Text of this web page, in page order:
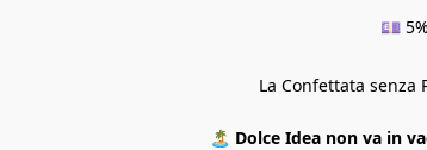
💷
La Confettata senza
🏝️ Dolce Idea non va in